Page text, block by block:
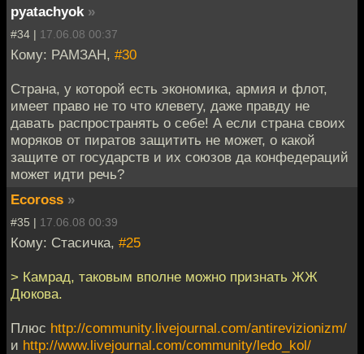
pyatachyok »
#34 | 17.06.08 00:37
Кому: РАМЗАН, #30
Страна, у которой есть экономика, армия и флот,
имеет право не то что клевету, даже правду не
давать распространять о себе! А если страна своих
моряков от пиратов защитить не может, о какой
защите от государств и их союзов да конфедераций
может идти речь?
Ecoross »
#35 | 17.06.08 00:39
Кому: Стасичка, #25
> Камрад, таковым вполне можно признать ЖЖ
Дюкова.
Плюс http://community.livejournal.com/antirevizionizm/
и http://www.livejournal.com/community/ledo_kol/